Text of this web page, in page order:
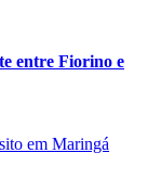
entre Fiorino e